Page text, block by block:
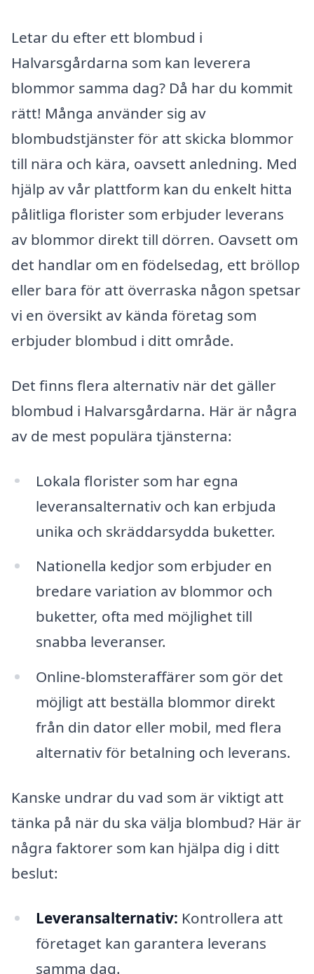
Letar du efter ett blombud i
Halvarsgårdarna som kan leverera
blommor samma dag? Då har du kommit
rätt! Många använder sig av
blombudstjänster för att skicka blommor
till nära och kära, oavsett anledning. Med
hjälp av vår plattform kan du enkelt hitta
pålitliga florister som erbjuder leverans
av blommor direkt till dörren. Oavsett om
det handlar om en födelsedag, ett bröllop
eller bara för att överraska någon spetsar
vi en översikt av kända företag som
erbjuder blombud i ditt område.
Det finns flera alternativ när det gäller
blombud i Halvarsgårdarna. Här är några
av de mest populära tjänsterna:
Lokala florister som har egna
leveransalternativ och kan erbjuda
unika och skräddarsydda buketter.
Nationella kedjor som erbjuder en
bredare variation av blommor och
buketter, ofta med möjlighet till
snabba leveranser.
Online-blomsteraffärer som gör det
möjligt att beställa blommor direkt
från din dator eller mobil, med flera
alternativ för betalning och leverans.
Kanske undrar du vad som är viktigt att
tänka på när du ska välja blombud? Här är
några faktorer som kan hjälpa dig i ditt
beslut:
Leveransalternativ: Kontrollera att
företaget kan garantera leverans
samma dag.